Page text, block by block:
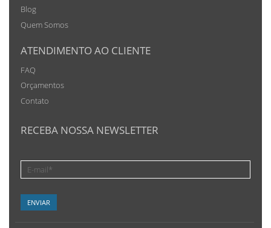
Blog
Quem Somos
ATENDIMENTO AO CLIENTE
FAQ
Orçamentos
Contato
RECEBA NOSSA NEWSLETTER